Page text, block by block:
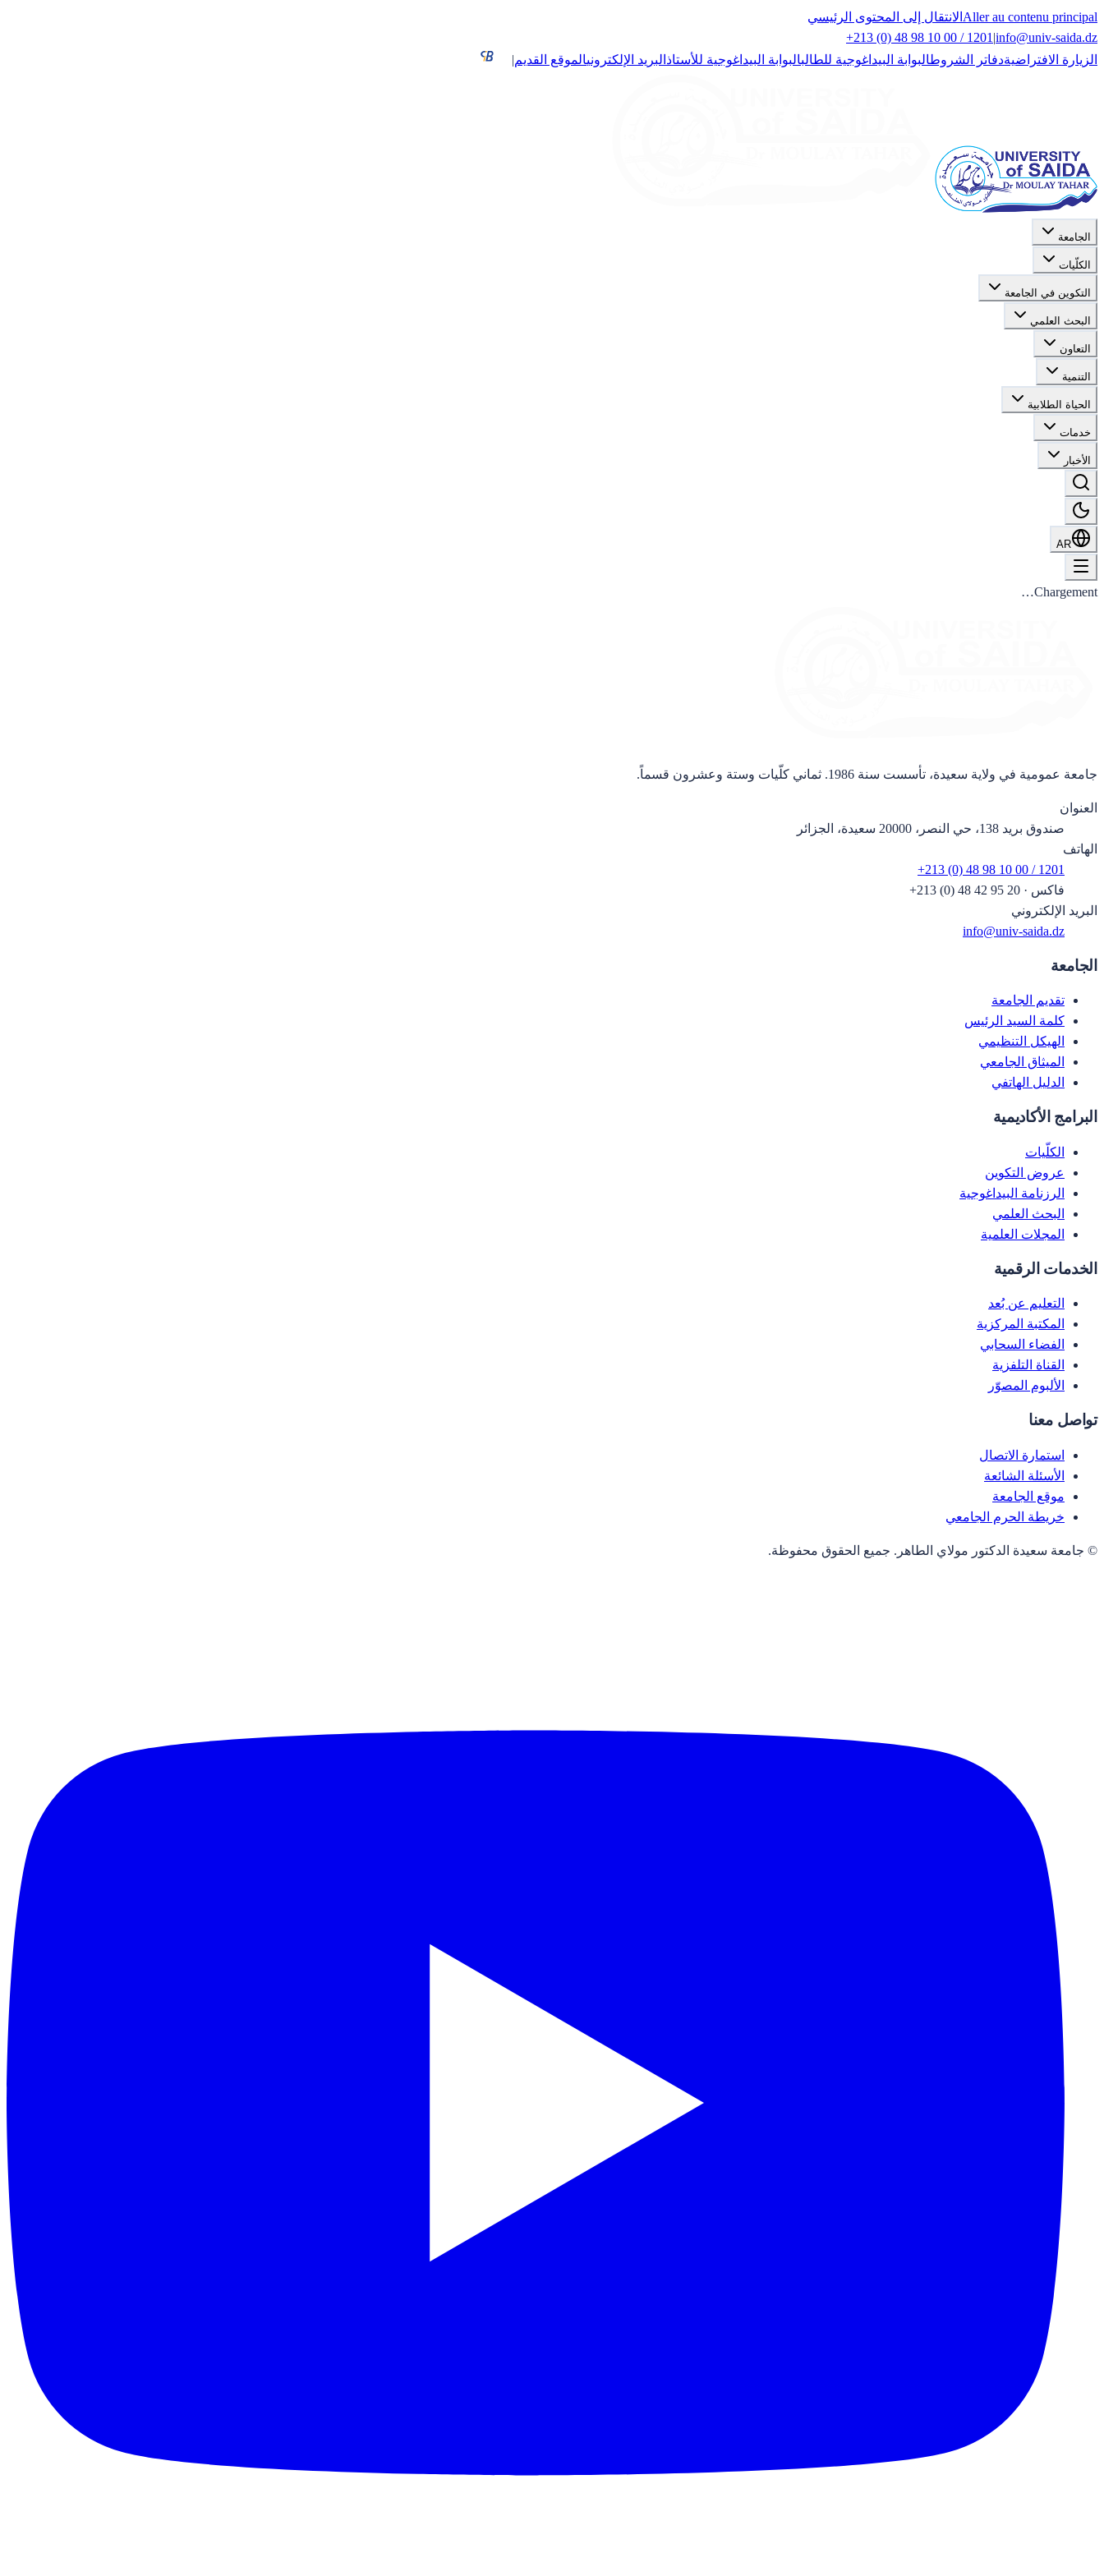
Aller au contenu principal الانتقال إلى المحتوى الرئيسي
info@univ-saida.dz
|
+213 (0) 48 98 10 00 / 1201
الزيارة الافتراضيةدفاتر الشروطالبوابة البيداغوجية للطالبالبوابة البيداغوجية للأستاذ البريد الإلكترونيالموقع القديم|
الجامعة
الكلّيات
التكوين في الجامعة
البحث العلمي
التعاون
التنمية
الحياة الطلابية
خدمات
الأخبار
AR
Chargement…
جامعة عمومية في ولاية سعيدة، تأسست سنة 1986. ثماني كلّيات وستة وعشرون قسماً.
العنوان
صندوق بريد 138، حي النصر، 20000 سعيدة، الجزائر
الهاتف
+213 (0) 48 98 10 00 / 1201
فاكس ·
+213 (0) 48 42 95 20
البريد الإلكتروني
info@univ-saida.dz
الجامعة
تقديم الجامعة
كلمة السيد الرئيس
الهيكل التنظيمي
الميثاق الجامعي
الدليل الهاتفي
البرامج الأكاديمية
الكلّيات
عروض التكوين
الرزنامة البيداغوجية
البحث العلمي
المجلات العلمية
الخدمات الرقمية
التعليم عن بُعد
المكتبة المركزية
الفضاء السحابي
القناة التلفزية
الألبوم المصوّر
تواصل معنا
استمارة الاتصال
الأسئلة الشائعة
موقع الجامعة
خريطة الحرم الجامعي
© جامعة سعيدة الدكتور مولاي الطاهر. جميع الحقوق محفوظة.